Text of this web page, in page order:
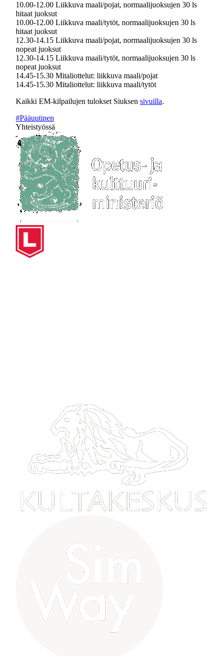
10.00-12.00 Liikkuva maali/pojat, normaalijuoksujen 30 ls
hitaat juoksut
10.00-12.00 Liikkuva maali/tytöt, normaalijuoksujen 30 ls
hitaat juoksut
12.30-14.15 Liikkuva maali/pojat, normaalijuoksujen 30 ls
nopeat juoksut
12.30-14.15 Liikkuva maali/tytöt, normaalijuoksujen 30 ls
nopeat juoksut
14.45-15.30 Mitaliottelut: liikkuva maali/pojat
14.45-15.30 Mitaliottelut: liikkuva maali/tytöt
Kaikki EM-kilpailujen tulokset Siuksen sivuilla.
#Pääuutinen
Yhteistyössä